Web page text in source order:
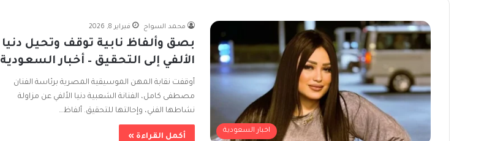
اخبار السعودية
محمد السواح فبراير 8, 2026
بصق وألفاظ نابية توقف وتحيل دنيا
الألفي إلى التحقيق – أخبار السعودية
أوقفت نقابة المهن الموسيقية المصرية برئاسة الفنان
مصطفى كامل، الفنانة الشعبية دنيا الألفي عن مزاولة
نشاطها الفني، وإحالتها للتحقيق. ألفاظ…
أكمل القراءة »